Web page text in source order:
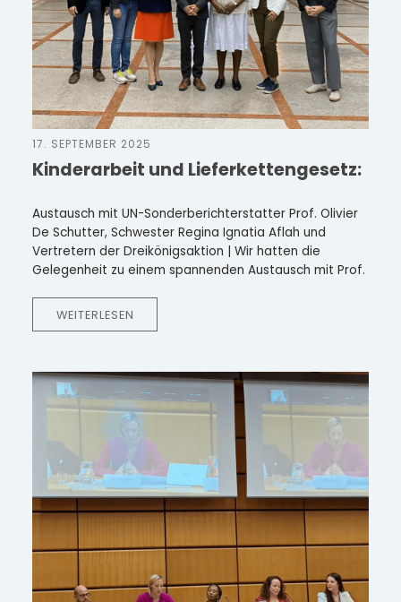
17. SEPTEMBER 2025
Kinderarbeit und Lieferkettengesetz:
Austausch mit UN-Sonderberichterstatter Prof. Olivier
De Schutter, Schwester Regina Ignatia Aflah und
Vertretern der Dreikönigsaktion | Wir hatten die
Gelegenheit zu einem spannenden Austausch mit Prof.
WEITERLESEN